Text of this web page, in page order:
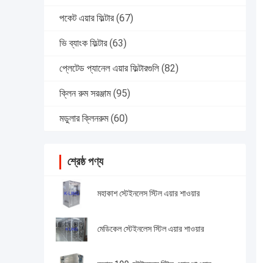
পকেট এয়ার ফিল্টার (67)
ভি ব্যাংক ফিল্টার (63)
প্লেটেড প্যানেল এয়ার ফিল্টারগুলি (82)
ক্লিন রুম সরঞ্জাম (95)
মডুলার ক্লিনরুম (60)
শ্রেষ্ঠ পণ্য
মহাকাশ স্টেইনলেস স্টিল এয়ার শাওয়ার
মেডিকেল স্টেইনলেস স্টিল এয়ার শাওয়ার